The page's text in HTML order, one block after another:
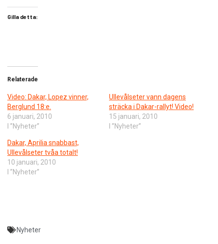
Gilla detta:
Relaterade
Video: Dakar, Lopez vinner,
Berglund 18:e.
6 januari, 2010
I ”Nyheter”
Ullevålseter vann dagens
sträcka i Dakar-rallyt! Video!
15 januari, 2010
I ”Nyheter”
Dakar, Aprilia snabbast,
Ullevålseter tvåa totalt!
10 januari, 2010
I ”Nyheter”
Nyheter